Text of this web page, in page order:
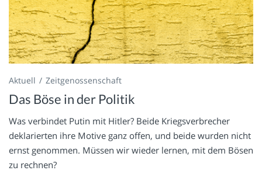
Aktuell Zeitgenossenschaft
Das Böse in der Politik
Was verbindet Putin mit Hitler? Beide Kriegsverbrecher
deklarierten ihre Motive ganz offen, und beide wurden nicht
ernst genommen. Müssen wir wieder lernen, mit dem Bösen
zu rechnen?